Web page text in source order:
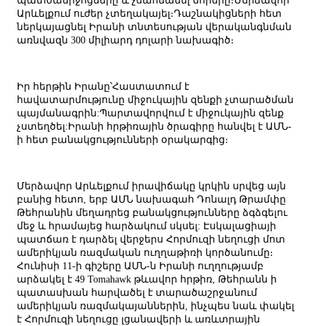
Արևելքում ուժեր չտեղակայել։Դաշնակիցների հետ
ներկայացնել Իրանի տնտեսության վերականգնման
առնվազն 300 միլիարդ դոլարի նախագիծ։
Իր հերթին Իրանը՝Հաստատում է
հավատարմությունը միջուկային զենքի չտարածման
պայմանագրին:Պարտավորվում է միջուկային զենք
չստեղծել:Իրանի հրթիռային ծրագիրը հանվել է ԱՄՆ-
ի հետ բանակցությունների օրակարգից։
Մերձավոր Արևելքում իրավիճակը կրկին սրվեց այն
բանից հետո, երբ ԱՄՆ նախագահ Դոնալդ Թրամփը
Թեհրանին մեղադրեց բանակցությունները ձգձգելու
մեջ և հրամայեց հարձակում սկսել: Էսկալացիայի
պատճառ է դարձել վերջերս Հորմուզի նեղուցի մոտ
ամերիկյան ռազմական ուղղաթիռի կործանումը։
Հունիսի 11-ի գիշերը ԱՄՆ-ն Իրանի ուղղությամբ
արձակել է 49 Tomahawk թևավոր հրթիռ, Թեհրանն ի
պատասխան հարվածել է տարածաշրջանում
ամերիկյան ռազմակայաններին, ինչպես նաև փակել
է Հորմուզի նեղուցը լցանավերի և առևտրային